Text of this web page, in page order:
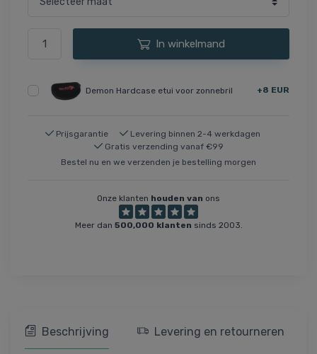
In winkelmand
Demon Hardcase etui voor zonnebril +8 EUR
Prijsgarantie
Levering binnen 2-4 werkdagen
Gratis verzending vanaf €99
Bestel nu en we verzenden je bestelling morgen
Onze klanten houden van ons
Meer dan 500,000 klanten sinds 2003.
Beschrijving Levering en retourneren